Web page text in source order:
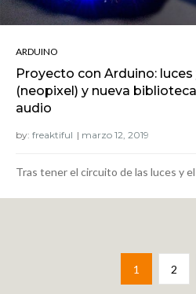
ARDUINO
Proyecto con Arduino: luces
(neopixel) y nueva
audio
by: freaktiful
Tras tener el circuito de las luces y
NavegaciónPage
1 Page
2